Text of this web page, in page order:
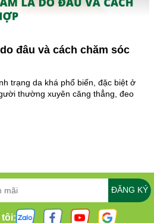
đâu và cách chăm sóc
trạng da khá phổ biến, đặc biệt ở
thường xuyên căng thẳng, đeo
ĐĂNG KÝ
tôi: